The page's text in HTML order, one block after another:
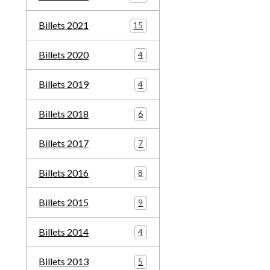
Billets 2021 15
Billets 2020 4
Billets 2019 4
Billets 2018 6
Billets 2017 7
Billets 2016 8
Billets 2015 9
Billets 2014 4
Billets 2013 5